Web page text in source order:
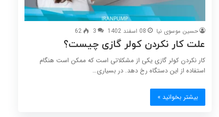
حسین موسوی نیا 08 اسفند 1402 3
62
علت کار نکردن کولر گازی چیست؟
کار نکردن کولر گازی یکی از مشکلاتی است که ممکن است هنگام
استفاده از این دستگاه رخ دهد. در بسیاری…
بیشتر بخوانید »